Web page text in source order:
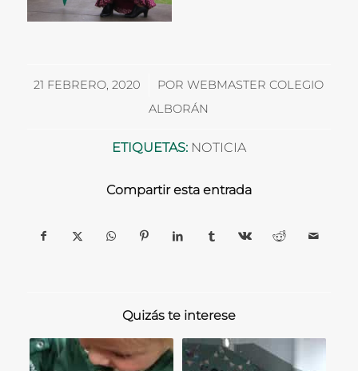
21 FEBRERO, 2020
/ PORWEBMASTER COLEGIO
ALBORÁN
ETIQUETAS: NOTICIA
Compartir esta entrada
Quizás te interese